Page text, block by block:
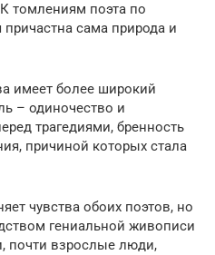
томлениям поэта по
сама природа и
имеет более широкий
– одиночество и
трагедиями, бренность
причиной которых стала
чувства обоих поэтов, но
гениальной живописи
почти взрослые люди,